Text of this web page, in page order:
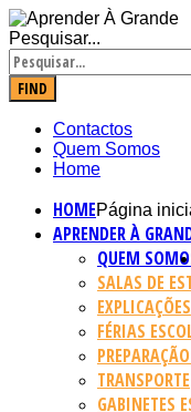
Pesquisar...
FIND
Contactos
Quem Somos
Home
HOMEPágina
APRENDER À
QUEM
SALAS DE
EXPLICAÇÕES
FÉRIAS
TRANSPORTE
GABINETES